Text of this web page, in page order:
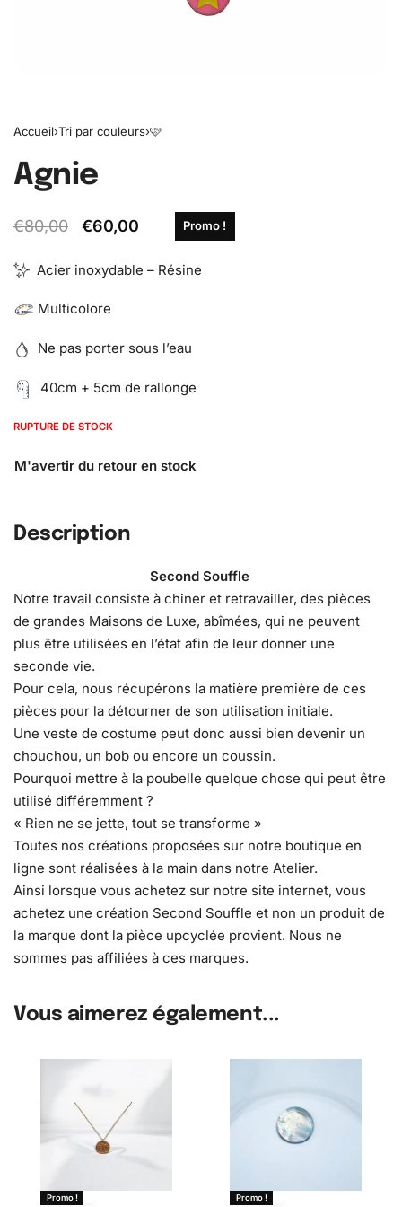
Accueil›Tri par couleurs›🩷
Agnie
€80,00 €60,00 Promo !
Acier inoxydable – Résine
Multicolore
Ne pas porter sous l’eau
40cm + 5cm de rallonge
RUPTURE DE STOCK
Description
Second Souffle
Notre travail consiste à chiner et retravailler, des pièces
de grandes Maisons de Luxe, abîmées, qui ne peuvent
plus être utilisées en l’état afin de leur donner une
seconde vie.
Pour cela, nous récupérons la matière première de ces
pièces pour la détourner de son utilisation initiale.
Une veste de costume peut donc aussi bien devenir un
chouchou, un bob ou encore un coussin.
Pourquoi mettre à la poubelle quelque chose qui peut être
utilisé différemment ?
« Rien ne se jette, tout se transforme »
Toutes nos créations proposées sur notre boutique en
ligne sont réalisées à la main dans notre Atelier.
Ainsi lorsque vous achetez sur notre site internet, vous
achetez une création Second Souffle et non un produit de
la marque dont la pièce upcyclée provient. Nous ne
sommes pas affiliées à ces marques.
Vous aimerez également...
Promo ! Promo !